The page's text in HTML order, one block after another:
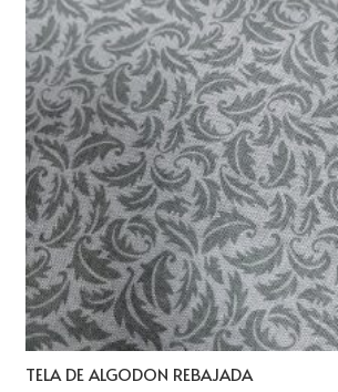
TELA DE ALGODON REBAJADA